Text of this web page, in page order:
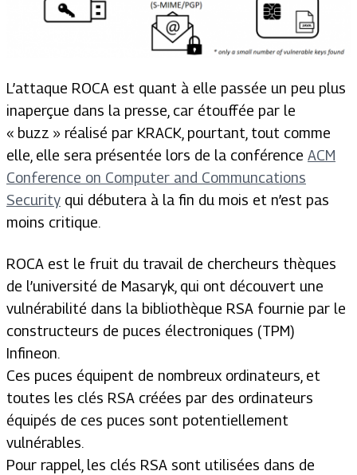
L’attaque ROCA est quant à elle passée un peu plus
inaperçue dans la presse, car étouffée par le
« buzz » réalisé par KRACK, pourtant, tout comme
elle, elle sera présentée lors de la conférence ACM
Conference on Computer and Communcations
Security qui débutera à la fin du mois et n’est pas
moins critique.
ROCA est le fruit du travail de chercheurs thèques
de l’université de Masaryk, qui ont découvert une
vulnérabilité dans la bibliothèque RSA fournie par le
constructeurs de puces électroniques (TPM)
Infineon.
Ces puces équipent de nombreux ordinateurs, et
toutes les clés RSA créées par des ordinateurs
équipés de ces puces sont potentiellement
vulnérables.
Pour rappel, les clés RSA sont utilisées dans de